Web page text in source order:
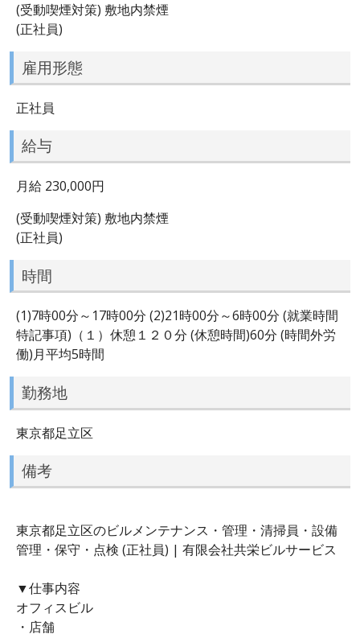
(受動喫煙対策) 敷地内禁煙
(正社員)
雇用形態
正社員
給与
月給 230,000円
(受動喫煙対策) 敷地内禁煙
(正社員)
時間
(1)7時00分～17時00分 (2)21時00分～6時00分 (就業時間
特記事項)（１）休憩１２０分 (休憩時間)60分 (時間外労
働)月平均5時間
勤務地
東京都足立区
備考
東京都足立区のビルメンテナンス・管理・清掃員・設備
管理・保守・点検 (正社員) | 有限会社共栄ビルサービス
▼仕事内容
オフィスビル
・店舗